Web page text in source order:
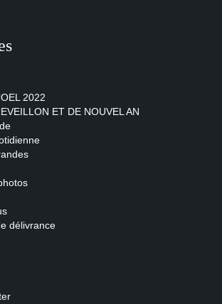
2022
ET DE NOUVEL AN
délivrance